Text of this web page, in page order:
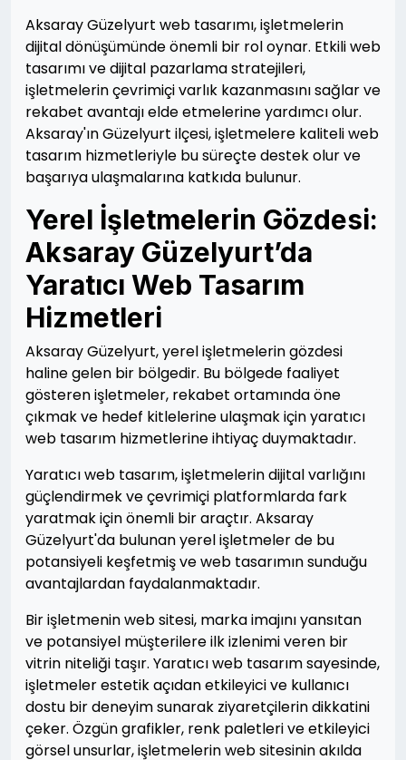
Aksaray Güzelyurt web tasarımı, işletmelerin
dijital dönüşümünde önemli bir rol oynar. Etkili web
tasarımı ve dijital pazarlama stratejileri,
işletmelerin çevrimiçi varlık kazanmasını sağlar ve
rekabet avantajı elde etmelerine yardımcı olur.
Aksaray'ın Güzelyurt ilçesi, işletmelere kaliteli web
tasarım hizmetleriyle bu süreçte destek olur ve
başarıya ulaşmalarına katkıda bulunur.
Yerel İşletmelerin Gözdesi:
Aksaray Güzelyurt’da
Yaratıcı Web Tasarım
Hizmetleri
Aksaray Güzelyurt, yerel işletmelerin gözdesi
haline gelen bir bölgedir. Bu bölgede faaliyet
gösteren işletmeler, rekabet ortamında öne
çıkmak ve hedef kitlelerine ulaşmak için yaratıcı
web tasarım hizmetlerine ihtiyaç duymaktadır.
Yaratıcı web tasarım, işletmelerin dijital varlığını
güçlendirmek ve çevrimiçi platformlarda fark
yaratmak için önemli bir araçtır. Aksaray
Güzelyurt'da bulunan yerel işletmeler de bu
potansiyeli keşfetmiş ve web tasarımın sunduğu
avantajlardan faydalanmaktadır.
Bir işletmenin web sitesi, marka imajını yansıtan
ve potansiyel müşterilere ilk izlenimi veren bir
vitrin niteliği taşır. Yaratıcı web tasarım sayesinde,
işletmeler estetik açıdan etkileyici ve kullanıcı
dostu bir deneyim sunarak ziyaretçilerin dikkatini
çeker. Özgün grafikler, renk paletleri ve etkileyici
görsel unsurlar, işletmelerin web sitesinin akılda